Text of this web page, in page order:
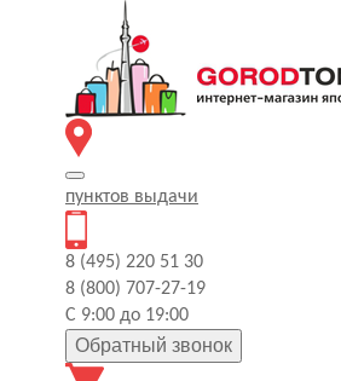
пунктов выдачи
8 (495) 220 51 30
8 (800) 707-27-19
С 9:00 до 19:00
Обратный звонок